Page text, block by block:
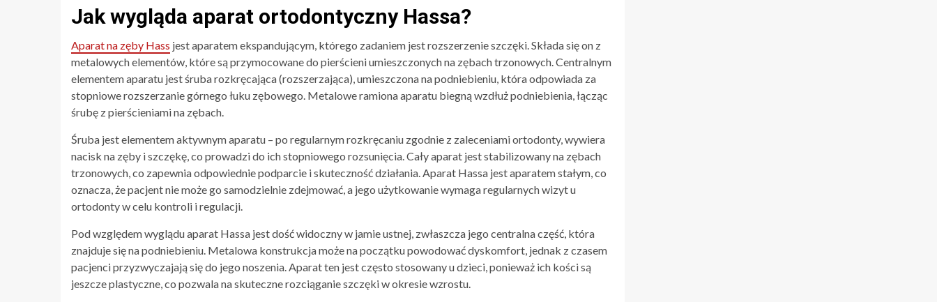
Jak wygląda aparat ortodontyczny Hassa?
Aparat na zęby Hass jest aparatem ekspandującym, którego zadaniem jest rozszerzenie szczęki. Składa się on z
metalowych elementów, które są przymocowane do pierścieni umieszczonych na zębach trzonowych. Centralnym
elementem aparatu jest śruba rozkręcająca (rozszerzająca), umieszczona na podniebieniu, która odpowiada za
stopniowe rozszerzanie górnego łuku zębowego. Metalowe ramiona aparatu biegną wzdłuż podniebienia, łącząc
śrubę z pierścieniami na zębach.
Śruba jest elementem aktywnym aparatu – po regularnym rozkręcaniu zgodnie z zaleceniami ortodonty, wywiera
nacisk na zęby i szczękę, co prowadzi do ich stopniowego rozsunięcia. Cały aparat jest stabilizowany na zębach
trzonowych, co zapewnia odpowiednie podparcie i skuteczność działania. Aparat Hassa jest aparatem stałym, co
oznacza, że pacjent nie może go samodzielnie zdejmować, a jego użytkowanie wymaga regularnych wizyt u
ortodonty w celu kontroli i regulacji.
Pod względem wyglądu aparat Hassa jest dość widoczny w jamie ustnej, zwłaszcza jego centralna część, która
znajduje się na podniebieniu. Metalowa konstrukcja może na początku powodować dyskomfort, jednak z czasem
pacjenci przyzwyczajają się do jego noszenia. Aparat ten jest często stosowany u dzieci, ponieważ ich kości są
jeszcze plastyczne, co pozwala na skuteczne rozciąganie szczęki w okresie wzrostu.